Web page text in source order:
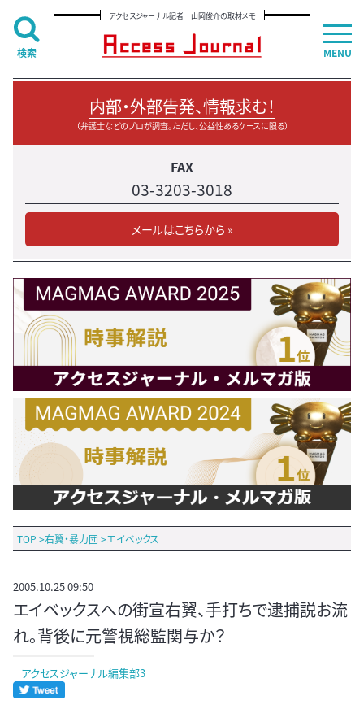
アクセスジャーナル記者 山岡俊介の取材メモ
内部・外部告発、情報求む！
（弁護士などのプロが調査。ただし、公益性あるケースに限る）
FAX
03-3203-3018
メールはこちらから »
TOP >右翼・暴力団 >エイベックス
2005.10.25 09:50
エイベックスへの街宣右翼、手打ちで逮捕説お流
れ。背後に元警視総監関与か？
アクセスジャーナル編集部3
MENU
検索